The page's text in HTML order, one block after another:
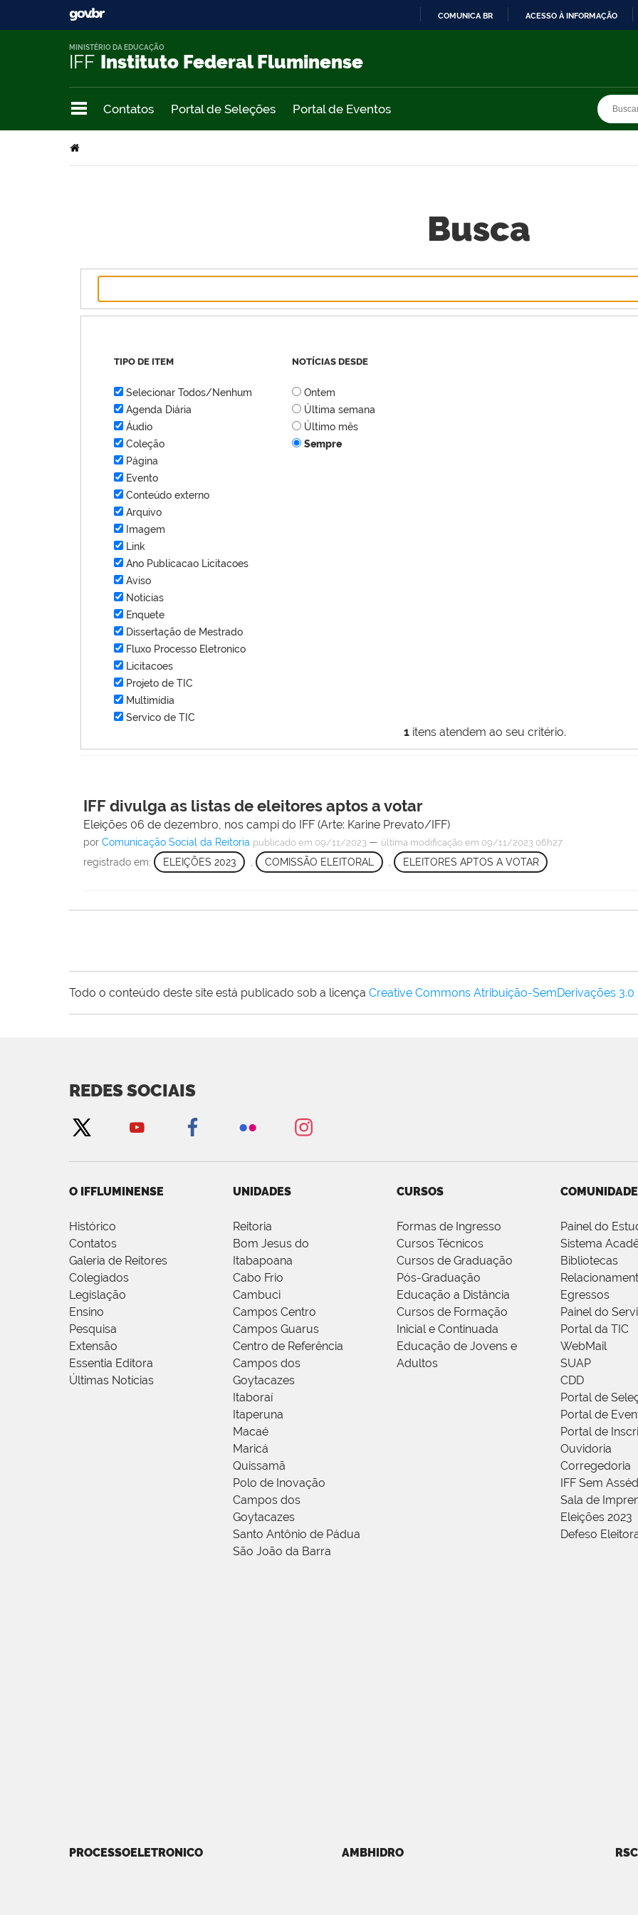
COMUNICA BR ACESSO À INFORMAÇÃO
IFF Instituto Federal Fluminense
MINISTÉRIO DA EDUCAÇÃO
Contatos Portal de Seleções Portal de Eventos
Busca
1 itens atendem ao seu critério.
TIPO DE ITEM
Selecionar Todos/Nenhum
Agenda Diária
Áudio
Coleção
Página
Evento
Conteúdo externo
Arquivo
Imagem
Link
Ano Publicacao Licitacoes
Aviso
Notícias
Enquete
Dissertação de Mestrado
Fluxo Processo Eletronico
Licitacoes
Projeto de TIC
Multimídia
Servico de TIC
NOTÍCIAS DESDE
Ontem
Última semana
Último mês
Sempre
IFF divulga as listas de eleitores aptos a votar
Eleições 06 de dezembro, nos campi do IFF (Arte: Karine Prevato/IFF)
porComunicação Social da Reitoria publicado em 09/11/2023 — última modificação em 09/11/2023 06h27
registrado em: ELEIÇÕES 2023 COMISSÃO ELEITORAL ELEITORES APTOS A VOTAR
Todo o conteúdo deste site está publicado sob a licença Creative Commons Atribuição-SemDerivações
REDES SOCIAIS
O IFFLUMINENSE
Histórico
Contatos
Galeria de Reitores
Colegiados
Legislação
Ensino
Pesquisa
Extensão
Essentia Editora
Últimas Notícias
UNIDADES
Reitoria
Bom Jesus do
Itabapoana
Cabo Frio
Cambuci
Campos Centro
Campos Guarus
Centro de Referência
Campos dos
Goytacazes
Itaboraí
Itaperuna
Macaé
Maricá
Quissamã
Polo de Inovação
Campos dos
Goytacazes
Santo Antônio de Pádua
São João da Barra
CURSOS
Formas de Ingresso
Cursos Técnicos
Cursos de Graduação
Pós-Graduação
Educação a Distância
Cursos de Formação
Inicial e Continuada
Educação de Jovens e
Adultos
COMUNIDADE
Painel do
Sistema
Bibliotecas
Egressos
Painel do
Portal da TIC
WebMail
SUAP
CDD
Portal de
Portal de
Portal de
Ouvidoria
Corregedoria
IFF Sem
Sala de
Eleições 2023
Defeso
PROCESSOELETRONICO AMBHIDRO